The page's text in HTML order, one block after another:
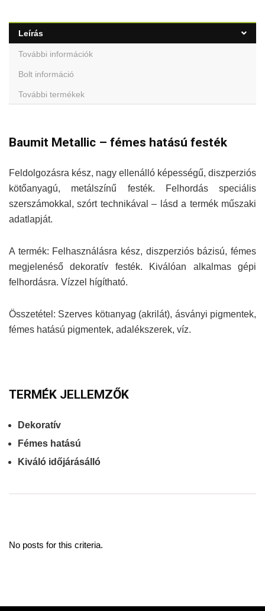
Leírás
További információk
Bolt információ
További termékek
Baumit Metallic – fémes hatású festék
Feldolgozásra kész, nagy ellenálló képességű, diszperziós
kötőanyagú, metálszínű festék. Felhordás speciális
szerszámokkal, szórt technikával – lásd a termék műszaki
adatlapját.
A termék: Felhasználásra kész, diszperziós bázisú, fémes
megjelenéső dekoratív festék. Kiválóan alkalmas gépi
felhordásra. Vízzel hígítható.
Összetétel: Szerves kötıanyag (akrilát), ásványi pigmentek,
fémes hatású pigmentek, adalékszerek, víz.
TERMÉK JELLEMZŐK
Dekoratív
Fémes hatású
Kiváló időjárásálló
No posts for this criteria.